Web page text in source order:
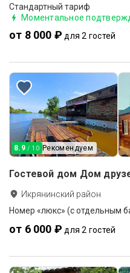
Стандартный тариф
Моментальное
от 8 000 ₽ для 2 гостей
8.9 / 10 Рекомендуем
Гостевой дом Дом
Икрянинский район
Номер «люкс» (с отдельным
от 6 000 ₽ для 2 гостей